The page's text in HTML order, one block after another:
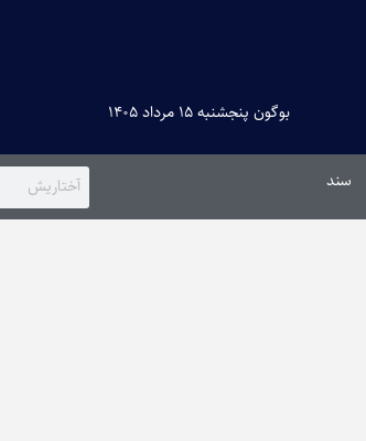
بوگون پنجشنبه ۱۵ مرداد ۱۴۰۵
سند